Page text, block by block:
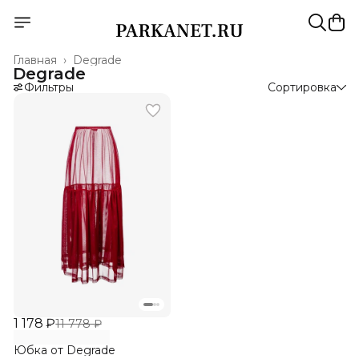
Degrade
Главная ›
Degrade
Фильтры Сортировка
1 178 ₽11 778 ₽
Юбка от Degrade